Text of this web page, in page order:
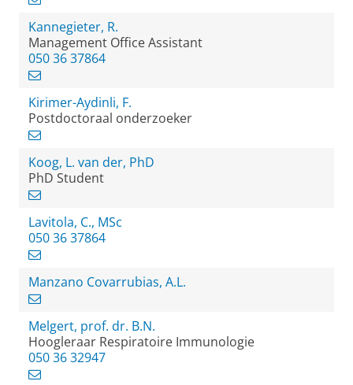
Kannegieter, R.
Management Office Assistant
050 36 37864
Kirimer-Aydinli, F.
Postdoctoraal onderzoeker
Koog, L. van der, PhD
PhD Student
Lavitola, C., MSc
050 36 37864
Manzano Covarrubias, A.L.
Melgert, prof. dr. B.N.
Hoogleraar Respiratoire Immunologie
050 36 32947